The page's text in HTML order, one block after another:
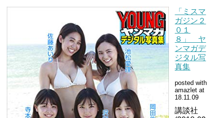
「ミスマ
ガジン２
０１
８」 ヤ
ンマガデ
ジタル写
真集
posted with
amazlet at
18.11.09
講談社